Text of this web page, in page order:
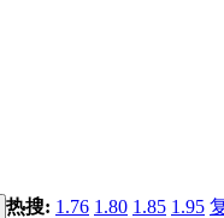
热搜: 1.76 1.80 1.85 1.95